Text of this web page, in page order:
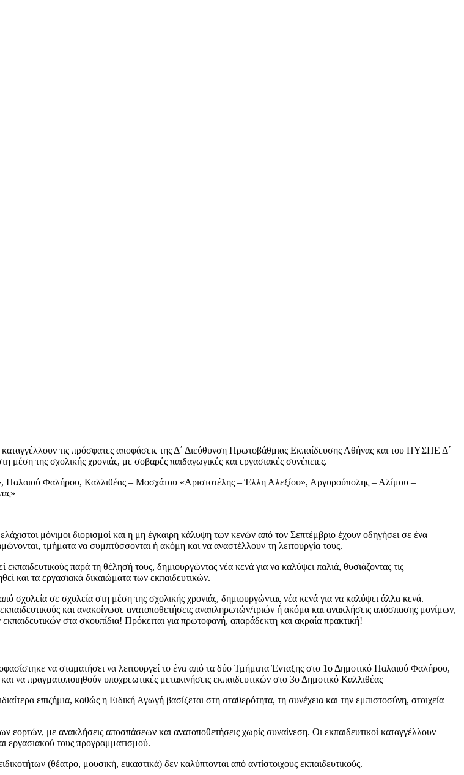
τις πρόσφατες αποφάσεις της Δ΄ Διεύθυνση Πρωτοβάθμιας Εκπαίδευσης Αθήνας και του ΠΥΣΠΕ Δ΄
μέση της σχολικής χρονιάς, με σοβαρές παιδαγωγικές και εργασιακές συνέπειες.
Φαλήρου, Καλλιθέας – Μοσχάτου «Αριστοτέλης – Έλλη Αλεξίου», Αργυρούπολης – Αλίμου –
μόνιμοι διορισμοί και η μη έγκαιρη κάλυψη των κενών από τον Σεπτέμβριο έχουν οδηγήσει σε ένα
τμήματα να συμπτύσσονται ή ακόμη και να αναστέλλουν τη λειτουργία τους.
παρά τη θέλησή τους, δημιουργώντας νέα κενά για να καλύψει παλιά, θυσιάζοντας τις
και τα εργασιακά δικαιώματα των εκπαιδευτικών.
σχολεία σε σχολεία στη μέση της σχολικής χρονιάς, δημιουργώντας νέα κενά για να καλύψει άλλα κενά.
και ανακοίνωσε ανατοποθετήσεις αναπληρωτών/τριών ή ακόμα και ανακλήσεις απόσπασης μονίμων,
στα σκουπίδια! Πρόκειται για πρωτοφανή, απαράδεκτη και ακραία πρακτική!
να σταματήσει να λειτουργεί το ένα από τα δύο Τμήματα Ένταξης στο 1ο Δημοτικό Παλαιού Φαλήρου,
να πραγματοποιηθούν υποχρεωτικές μετακινήσεις εκπαιδευτικών στο 3ο Δημοτικό Καλλιθέας
επιζήμια, καθώς η Ειδική Αγωγή βασίζεται στη σταθερότητα, τη συνέχεια και την εμπιστοσύνη, στοιχεία
εορτών, με ανακλήσεις αποσπάσεων και ανατοποθετήσεις χωρίς συναίνεση. Οι εκπαιδευτικοί καταγγέλλουν
εργασιακού τους προγραμματισμού.
(θέατρο, μουσική, εικαστικά) δεν καλύπτονται από αντίστοιχους εκπαιδευτικούς.